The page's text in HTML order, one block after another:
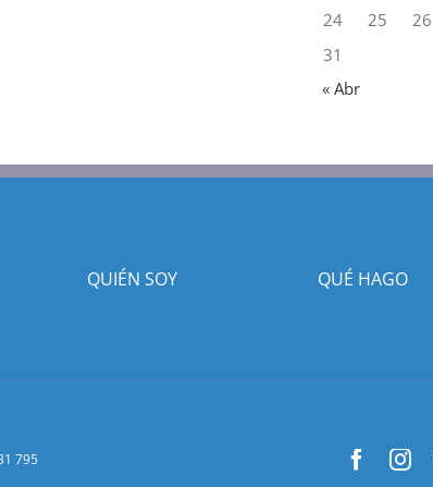
24
25 26
31
« Abr
QUIÉN SOY QUÉ HAGO
795